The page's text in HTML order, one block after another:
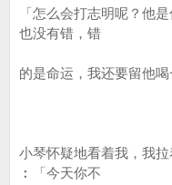
「怎么会打志明呢？他
也没有错，错
的是命运，我还要留他
小琴怀疑地看着我，我
︰「今天你不